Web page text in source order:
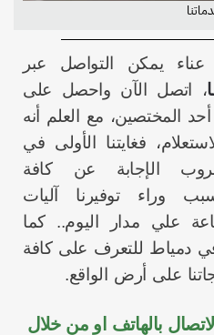
عناء يمكن التواصل عبر
، اتصل الآن واحصل على
المختصين، مع العلم أنه
فغايتنا الأولى في
الإجابة عن كافة
وراء توفيرنا آليات
علي مدار اليوم.. كما
دمياط للتعرف على كافة
على أرض الواقع.
بالهاتف او من خلال